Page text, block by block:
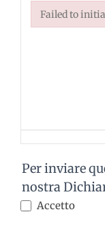
Per inviare
nostra
Accetto
Failed to
Failed to